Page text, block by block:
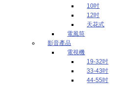
10吋
12吋
天花式
電風筒
影音產品
電視機
19-32吋
33-43吋
44-55吋